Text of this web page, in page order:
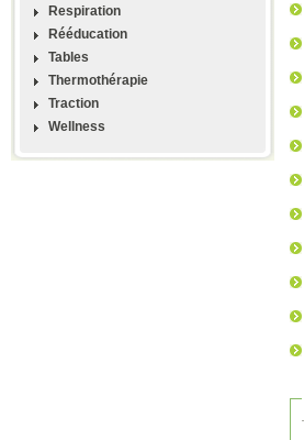
Respiration
Rééducation
Tables
Thermothérapie
Traction
Wellness